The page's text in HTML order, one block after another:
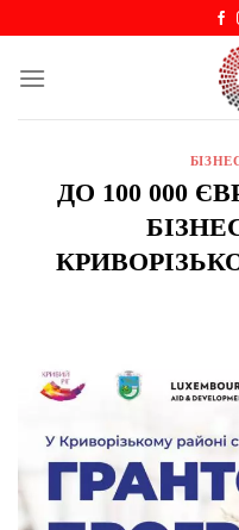
content
ДО 100 000